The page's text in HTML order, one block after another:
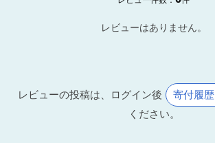
レビューはありません。
レビューの投稿は、ログイン後 寄付履歴
ください。